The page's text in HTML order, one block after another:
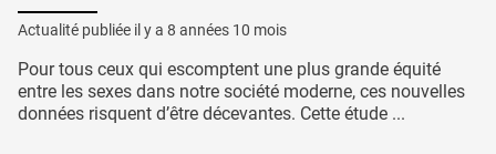
Actualité publiée il y a 8 années 10 mois
Pour tous ceux qui escomptent une plus grande équité
entre les sexes dans notre société moderne, ces nouvelles
données risquent d’être décevantes. Cette étude ...